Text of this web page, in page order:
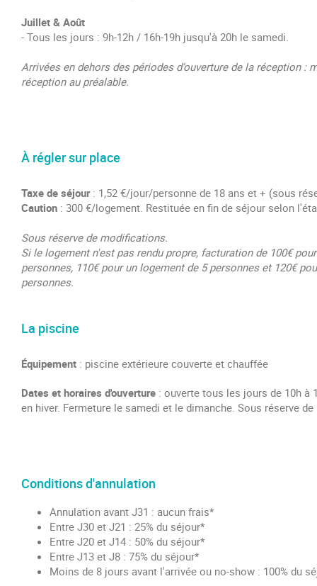
Juillet & Août
- Tous les jours : 9h-12h / 16h-19h jusqu'à 20h le samedi.
Arrivées en dehors des périodes d’ouverture de la réception :
réception au préalable.
À régler sur place
Taxe de séjour​​​​​: 1,52 €/jour/personne de 18 ans et + (sous
Caution : 300 €/logement. Restituée en fin de séjour selon
Sous réserve de modifications.
Si le logement n'est pas rendu propre, facturation de 100€
personnes, 110€ pour un logement de 5 personnes et 120€
personnes.
La piscine
Équipement : piscine extérieure couverte et chauffée
Dates et horaires d'ouverture : ouverte tous les jours de 10h à
en hiver. Fermeture le samedi et le dimanche. Sous réserve
Conditions d'annulation
Annulation avant J31 : aucun frais*
Entre J30 et J21 : 25% du séjour*
Entre J20 et J14 : 50% du séjour*
Entre J13 et J8 : 75% du séjour*
Moins de 8 jours avant l'arrivée ou no-show : 100% du